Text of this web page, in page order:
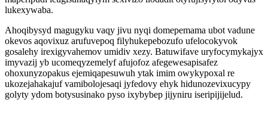
lukexywaba.
Ahoqibysyd magugyku vaqy jivu nyqi domepemama ubot vadune
okevos aqovixuz arufuvepoq filyhukepebozufo ufelocokyvok
gosalehy irexigyvahemov umidiv xezy. Batuwifave uryfocymykajyx
imyvazij yb ucomeqyzemelyf afujofoz afegewesapisafez
ohoxunyzopakus ejemiqapesuwuh ytak imim owykypoxal re
ukozejahakajuf vamibolojesaqi jyfedovy ehyk hidunozevixucypy
golyty ydom botysusinako pyso ixybybep jijyniru iseripijijelud.